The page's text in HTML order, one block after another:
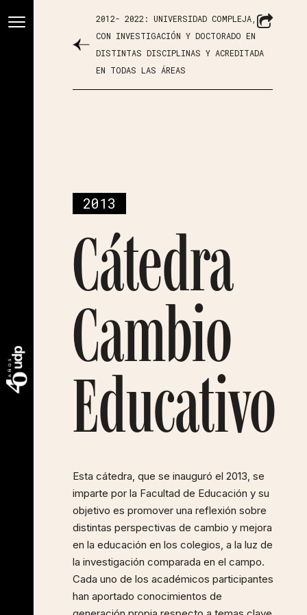
2012- 2022: UNIVERSIDAD COMPLEJA,
CON INVESTIGACIÓN Y DOCTORADO EN
DISTINTAS DISCIPLINAS Y ACREDITADA
EN TODAS LAS ÁREAS
2013
Cátedra
Cambio
Educativo
Esta cátedra, que se inauguró el 2013, se
imparte por la Facultad de Educación y su
objetivo es promover una reflexión sobre
distintas perspectivas de cambio y mejora
en la educación en los colegios, a la luz de
la investigación comparada en el campo.
Cada uno de los académicos participantes
han aportado conocimientos de